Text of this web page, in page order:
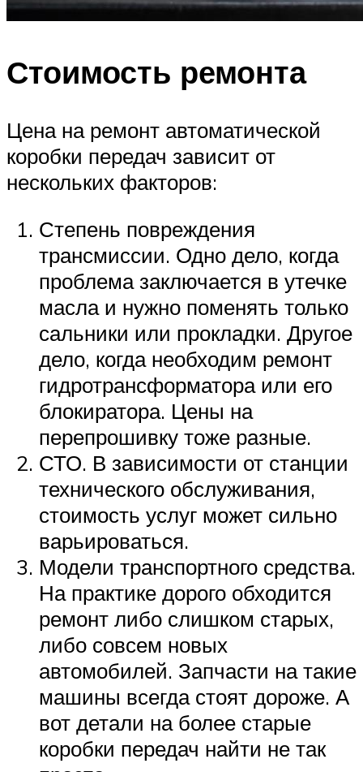
Стоимость ремонта
Цена на ремонт автоматической
коробки передач зависит от
нескольких факторов:
Степень повреждения
трансмиссии. Одно дело, когда
проблема заключается в утечке
масла и нужно поменять только
сальники или прокладки. Другое
дело, когда необходим ремонт
гидротрансформатора или его
блокиратора. Цены на
перепрошивку тоже разные.
СТО. В зависимости от станции
технического обслуживания,
стоимость услуг может сильно
варьироваться.
Модели транспортного средства.
На практике дорого обходится
ремонт либо слишком старых,
либо совсем новых
автомобилей. Запчасти на такие
машины всегда стоят дороже. А
вот детали на более старые
коробки передач найти не так